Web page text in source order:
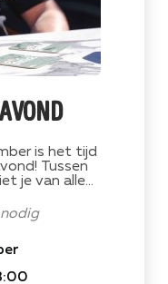
is het tijd
Tussen
je van alle
favorieten,
geniet van een